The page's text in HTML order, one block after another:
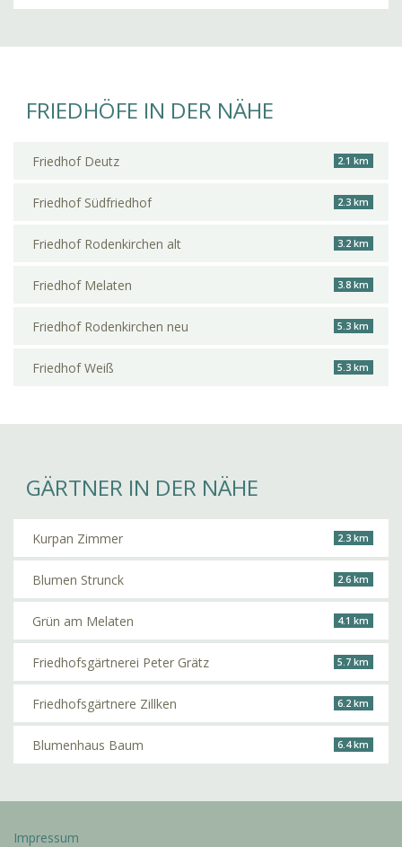
FRIEDHÖFE IN DER NÄHE
Friedhof Deutz 2.1 km
Friedhof Südfriedhof 2.3 km
Friedhof Rodenkirchen alt 3.2 km
Friedhof Melaten 3.8 km
Friedhof Rodenkirchen neu 5.3 km
Friedhof Weiß 5.3 km
GÄRTNER IN DER NÄHE
Kurpan Zimmer 2.3 km
Blumen Strunck 2.6 km
Grün am Melaten 4.1 km
Friedhofsgärtnerei Peter Grätz 5.7 km
Friedhofsgärtnere Zillken 6.2 km
Blumenhaus Baum 6.4 km
Impressum